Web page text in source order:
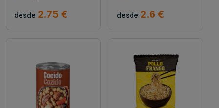
desde 2.75 € desde 2.6 €